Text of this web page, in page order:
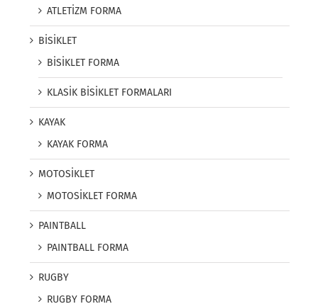
ATLETİZM FORMA
BİSİKLET
BİSİKLET FORMA
KLASİK BİSİKLET FORMALARI
KAYAK
KAYAK FORMA
MOTOSİKLET
MOTOSİKLET FORMA
PAINTBALL
PAINTBALL FORMA
RUGBY
RUGBY FORMA